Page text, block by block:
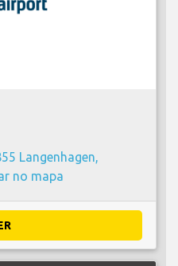
Langenhagen,
no mapa